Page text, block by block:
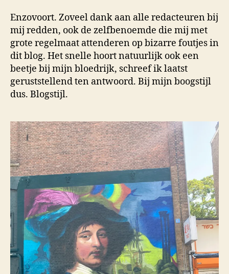
Enzovoort. Zoveel dank aan alle redacteuren bij
mij redden, ook de zelfbenoemde die mij met
grote regelmaat attenderen op bizarre foutjes in
dit blog. Het snelle hoort natuurlijk ook een
beetje bij mijn bloedrijk, schreef ik laatst
geruststellend ten antwoord. Bij mijn boogstijl
dus. Blogstijl.